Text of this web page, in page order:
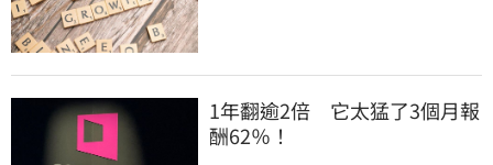
1年翻逾2倍　它太猛了3個月報
酬62％！